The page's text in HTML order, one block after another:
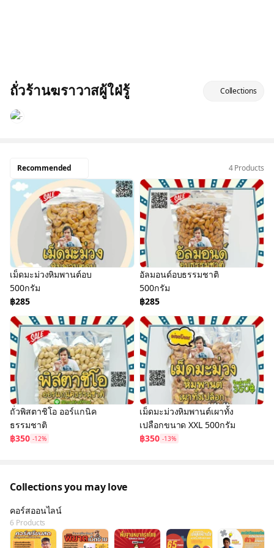
ถั่วร้านฆราวาสผู้ใฝ่รู้ Collections
Recommended 4 Products
เม็ดมะม่วงหิมพานต์อบ
500กรัม
฿285
อัลมอนด์อบธรรมชาติ
500กรัม
฿285
ถั่วพิสตาชิโอ ออร์แกนิค
ธรรมชาติ
฿350 -12%
เม็ดมะม่วงหิมพานต์เผาทั้ง
เปลือกขนาด XXL 500กรัม
฿350 -13%
Collections you may love
คอร์สออนไลน์
6 Products